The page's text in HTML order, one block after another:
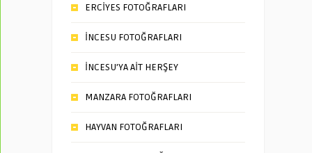
ERCİYES FOTOĞRAFLARI
İNCESU FOTOĞRAFLARI
İNCESU’YA AİT HERŞEY
MANZARA FOTOĞRAFLARI
HAYVAN FOTOĞRAFLARI